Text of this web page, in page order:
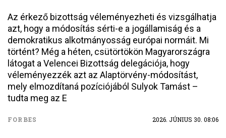
Az érkező bizottság véleményezheti és vizsgálhatja
azt, hogy a módosítás sérti-e a jogállamiság és a
demokratikus alkotmányosság európai normáit. Mi
történt? Még a héten, csütörtökön Magyarországra
látogat a Velencei Bizottság delegációja, hogy
véleményezzék azt az Alaptörvény-módosítást,
mely elmozdítaná pozíciójából Sulyok Tamást –
tudta meg az E
FORBES 2026. JÚNIUS 30. 08:06